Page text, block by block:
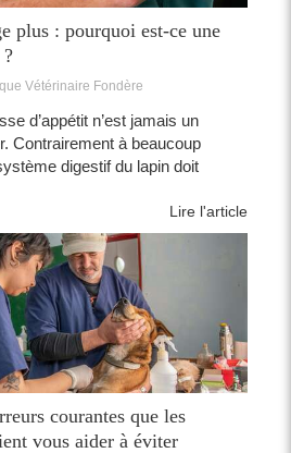
plus : pourquoi est-ce une
Vétérinaire Fondère
d’appétit n’est jamais un
Contrairement à beaucoup
digestif du lapin doit
Lire l'article
courantes que les
vous aider à éviter